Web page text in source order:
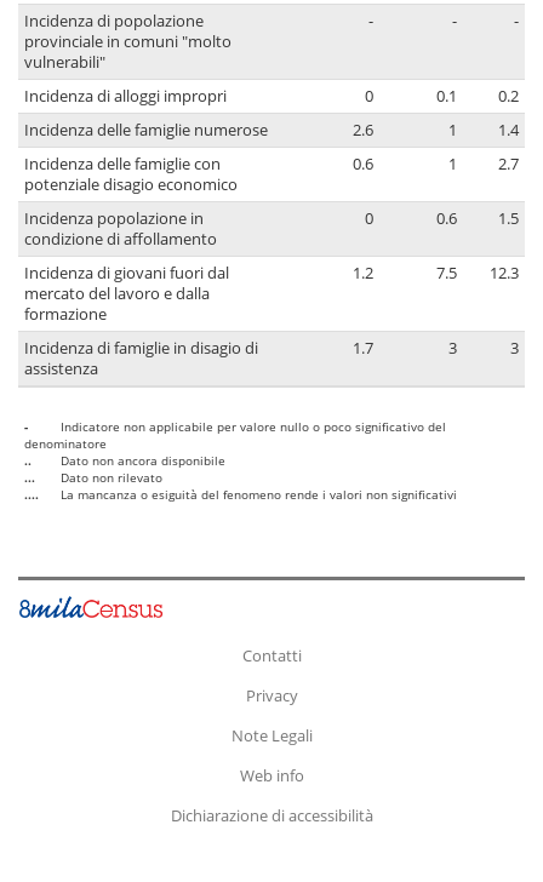
Incidenza di popolazione
provinciale in comuni "molto
vulnerabili"
- - -
Incidenza di alloggi impropri 0 0.1
0.2
Incidenza delle famiglie numerose
2.6 1
1.4
Incidenza delle famiglie con
potenziale disagio economico
0.6 1 2.7
Incidenza popolazione in
condizione di affollamento
0 0.6 1.5
Incidenza di giovani fuori dal
mercato del lavoro e dalla
formazione
1.2 7.5 12.3
Incidenza di famiglie in disagio di
assistenza
1.7 3 3
-
Indicatore non applicabile per valore nullo o poco significativo del
denominatore
..
Dato non ancora disponibile
...
Dato non rilevato
....
La mancanza o esiguità del fenomeno rende i valori non significativi
Contatti
Privacy
Note Legali
Web info
Dichiarazione di accessibilità